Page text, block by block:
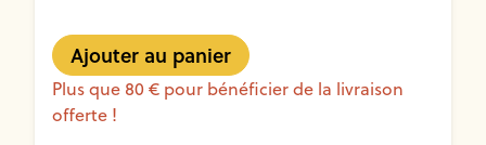
Plus que 80 € pour bénéficier de la livraison
offerte !